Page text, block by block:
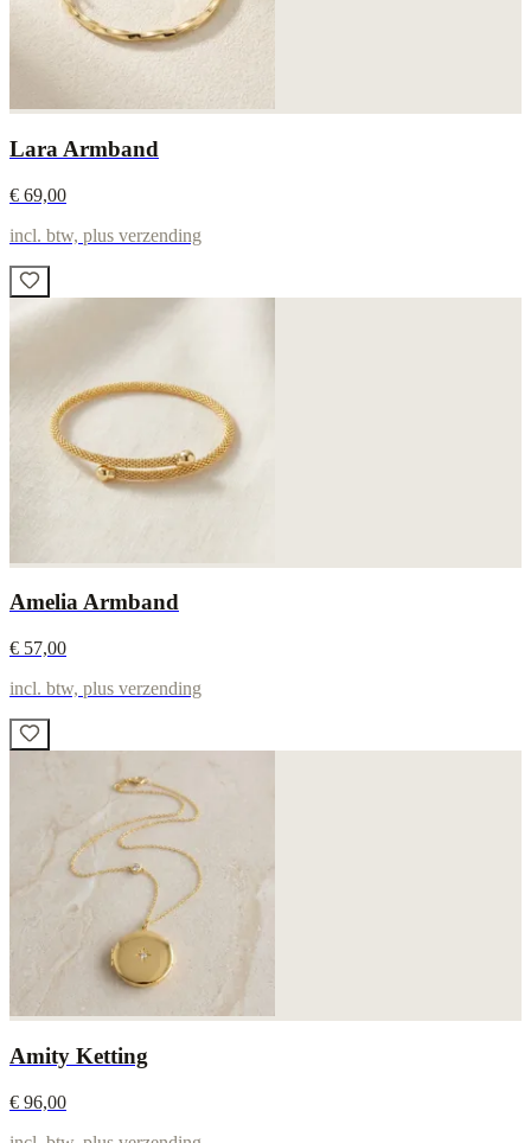
Lara Armband
€ 69,00
incl. btw, plus verzending
Amelia Armband
€ 57,00
incl. btw, plus verzending
Amity Ketting
€ 96,00